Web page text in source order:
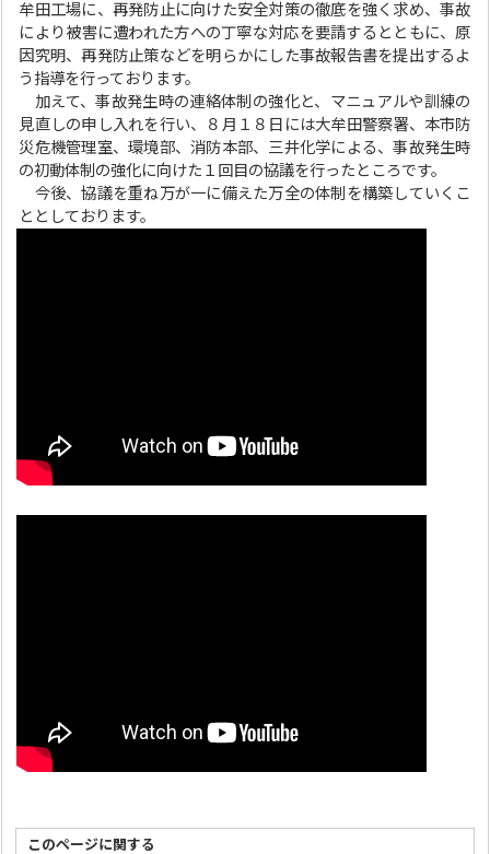
牟田工場に、再発防止に向けた安全対策の徹底を強く求め、事故
により被害に遭われた方への丁寧な対応を要請するとともに、原
因究明、再発防止策などを明らかにした事故報告書を提出するよ
う指導を行っております。
加えて、事故発生時の連絡体制の強化と、マニュアルや訓練の
見直しの申し入れを行い、８月１８日には大牟田警察署、本市防
災危機管理室、環境部、消防本部、三井化学による、事故発生時
の初動体制の強化に向けた１回目の協議を行ったところです。
今後、協議を重ね万が一に備えた万全の体制を構築していくこ
ととしております。
このページに関する